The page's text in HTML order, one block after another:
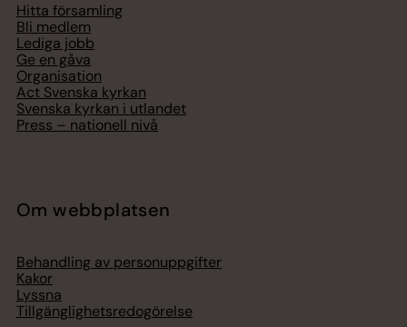
Hitta församling
Bli medlem
Lediga jobb
Ge en gåva
Organisation
Act Svenska kyrkan
Svenska kyrkan i utlandet
Press – nationell nivå
Om webbplatsen
Behandling av personuppgifter
Kakor
Lyssna
Tillgänglighetsredogörelse